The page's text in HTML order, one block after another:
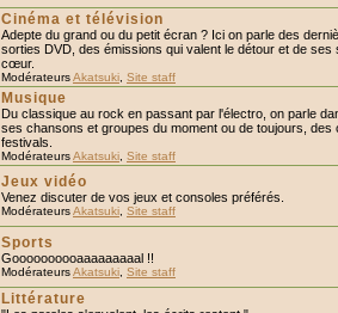
Cinéma et télévision
Adepte du grand ou du petit écran ? Ici on parle des
sorties DVD, des émissions qui valent le détour et de ses
cœur.
ModérateursAkatsuki Site staff
Musique
Du classique au rock en passant par l'électro, on parle
ses chansons et groupes du moment ou de toujours, des
festivals.
ModérateursAkatsuki Site staff
Jeux vidéo
Venez discuter de vos jeux et consoles préférés.
ModérateursAkatsuki Site staff
Sports
Goooooooooaaaaaaaaal !!
ModérateursAkatsuki Site staff
Littérature